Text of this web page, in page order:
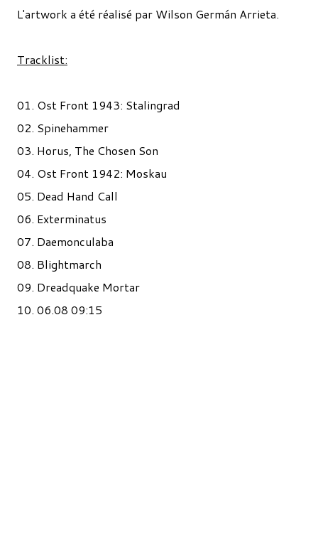
L'artwork a été réalisé par Wilson Germán Arrieta.
Tracklist:
01. Ost Front 1943: Stalingrad
02. Spinehammer
03. Horus, The Chosen Son
04. Ost Front 1942: Moskau
05. Dead Hand Call
06. Exterminatus
07. Daemonculaba
08. Blightmarch
09. Dreadquake Mortar
10. 06.08 09:15